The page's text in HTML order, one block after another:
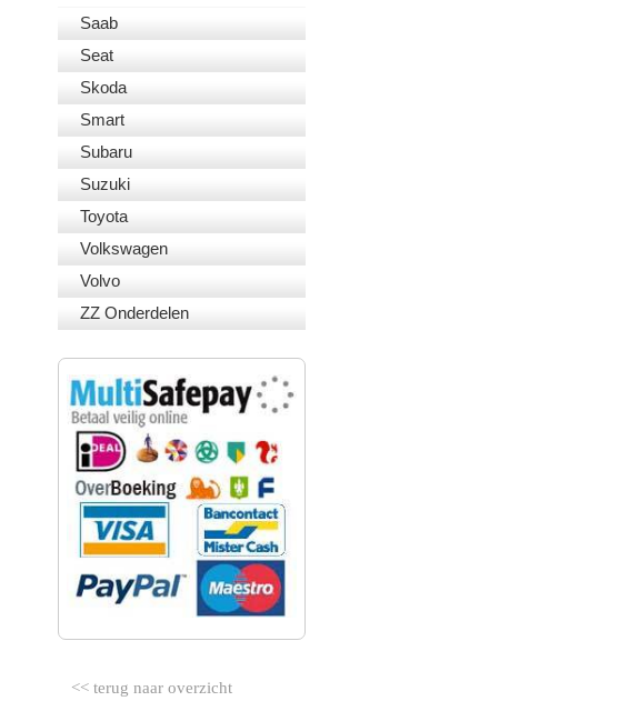
Saab
Seat
Skoda
Smart
Subaru
Suzuki
Toyota
Volkswagen
Volvo
ZZ Onderdelen
<< terug naar overzicht